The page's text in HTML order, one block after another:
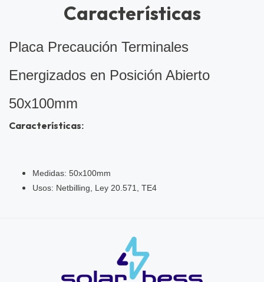
Características
Placa Precaución Terminales
Energizados en Posición Abierto
50x100mm
Características:
Medidas: 50x100mm
Usos: Netbilling, Ley 20.571, TE4